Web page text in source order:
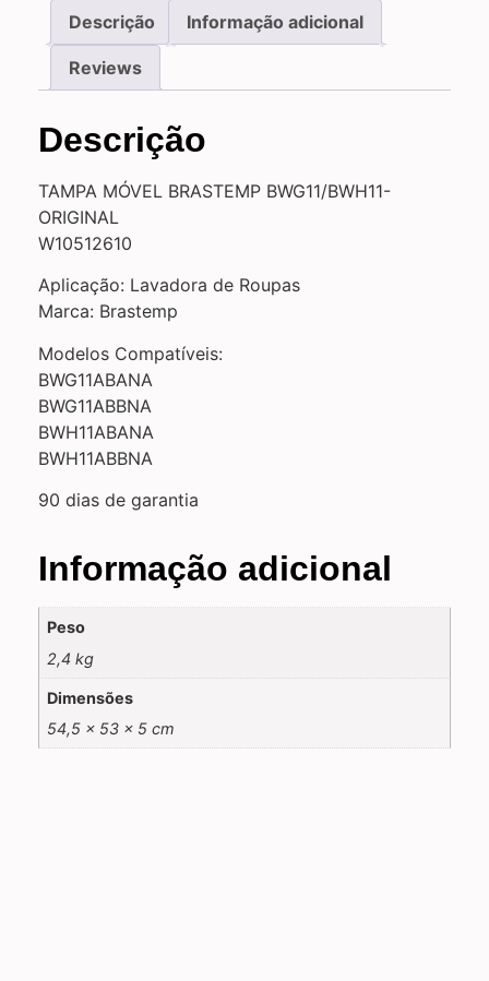
Descrição Informação adicional
Reviews
Descrição
TAMPA MÓVEL BRASTEMP BWG11/BWH11-
ORIGINAL
W10512610
Aplicação: Lavadora de Roupas
Marca: Brastemp
Modelos Compatíveis:
BWG11ABANA
BWG11ABBNA
BWH11ABANA
BWH11ABBNA
90 dias de garantia
Informação adicional
Peso
2,4 kg
Dimensões
54,5 × 53 × 5 cm